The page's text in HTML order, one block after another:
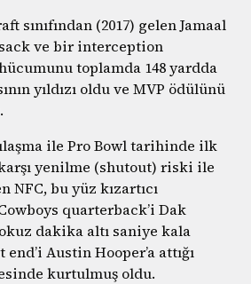
sınıfından (2017) gelen Jamaal
ve bir interception
toplamda 148 yardda
yıldızı oldu ve MVP ödülünü
ile Pro Bowl tarihinde ilk
yenilme (shutout) riski ile
NFC, bu yüz kızartıcı
quarterback’i Dak
dakika altı saniye kala
Austin Hooper’a attığı
kurtulmuş oldu.